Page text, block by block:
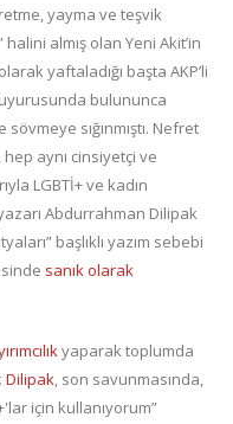
yayma ve teşvik
almış olan Yeni Akit’in
yaftaladığı başta AKP’li
bulununca
sığınmıştı. Nefret
aynı cinsiyetçi ve
LGBTİ+ ve kadın
Abdurrahman Dilipak
başlıklı yazım sebebi
sanık olarak
yaparak toplumda
Dilipak, son savunmasında,
için kullanıyorum”